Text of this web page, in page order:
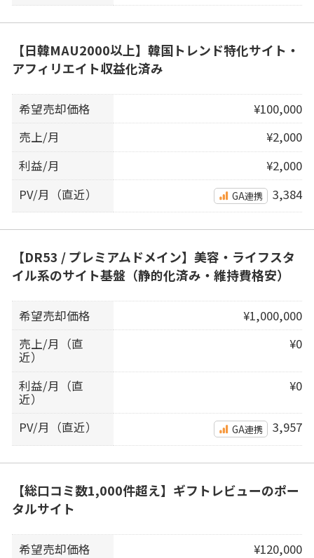
【日韓MAU2000以上】韓国トレンド特化サイト・
アフィリエイト収益化済み
希望売却価格
¥100,000
売上/月
¥2,000
利益/月
¥2,000
PV/月（直近）
GA連携 3,384
【DR53 / プレミアムドメイン】美容・ライフスタ
イル系のサイト基盤（静的化済み・維持費格安）
希望売却価格
¥1,000,000
売上/月（直
近）
¥0
利益/月（直
近）
¥0
PV/月（直近） GA連携 3,957
【総口コミ数1,000件超え】ギフトレビューのポー
タルサイト
希望売却価格
¥120,000